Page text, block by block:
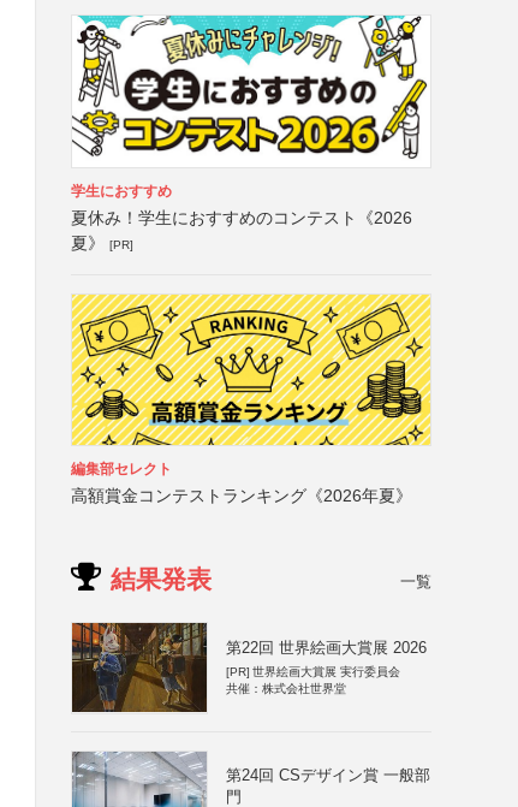
学生におすすめ
夏休み！学生におすすめのコンテスト《2026
夏》
[PR]
編集部セレクト
高額賞金コンテストランキング《2026年夏》
結果発表 一覧
第22回 世界絵画大賞展 2026
[PR] 世界絵画大賞展 実行委員会
共催：株式会社世界堂
第24回 CSデザイン賞 一般部
門